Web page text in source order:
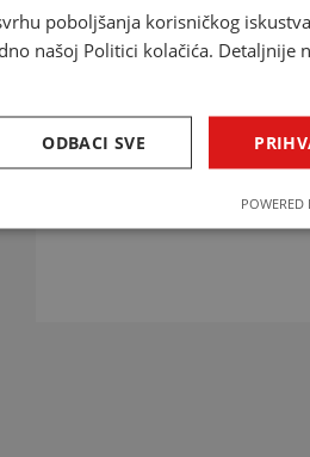
INTERAKCIJE
Provjerite interakcije
poboljšanja korisničkog
našoj Politici kolačića. Detaljnije
ODBACI SVE
POWERED